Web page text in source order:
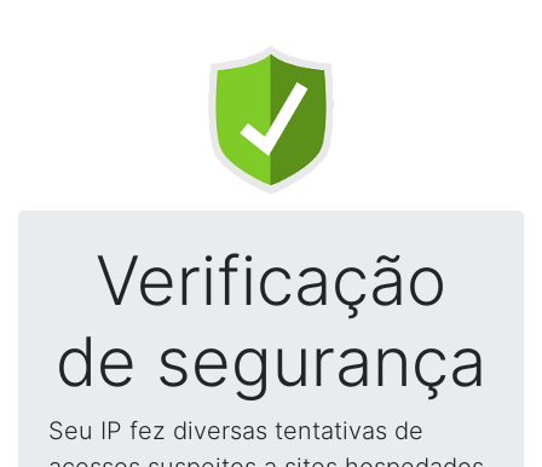
Verificação
de segurança
Seu IP fez diversas tentativas de